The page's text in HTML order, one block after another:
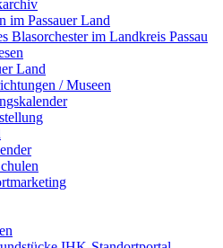
im Passauer Land
Blasorchester im Landkreis Passau
Land
/ Museen